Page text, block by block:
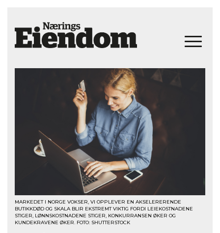
MARKEDET I NORGE VOKSER, VI OPPLEVER EN AKSELERERENDE
BUTIKKDØD OG SKALA BLIR EKSTREMT VIKTIG FORDI LEIEKOSTNADENE
STIGER, LØNNSKOSTNADENE STIGER, KONKURRANSEN ØKER OG
KUNDEKRAVENE ØKER. FOTO: SHUTTERSTOCK